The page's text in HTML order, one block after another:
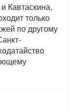
Кавтаскина,
только
по другому